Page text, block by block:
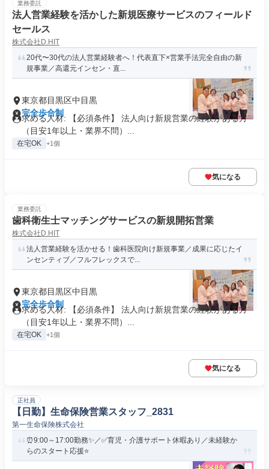
業務委託
法人営業経験を活かした新規医療サービスのフィールド
セールス
株式会社D.HIT
20代〜30代の法人営業経験者へ！代表直下×営業手法完全自由の新
規事業／高還元インセン・直...
東京都目黒区中目黒
完全歩合制
求める人材: 【必須条件】 法人向け新規営業の経験がある方
（目安1年以上・業界不問）...
在宅OK +1個
気になる
業務委託
歯科衛生士マッチングサービスの新規開拓営業
株式会社D.HIT
法人営業経験を活かせる！歯科医院向け新規事業／成果に応じたイ
ンセンティブ／フルフレックスで...
東京都目黒区中目黒
完全歩合制
求める人材: 【必須条件】 法人向け新規営業の経験がある方
（目安1年以上・業界不問）...
在宅OK +1個
気になる
正社員
【日勤】生命保険営業スタッフ_2831
第一生命保険株式会社
⏰9:00～17:00勤務✨／✅育児・介護サポート休暇あり／未経験か
らのスタート応援⭐